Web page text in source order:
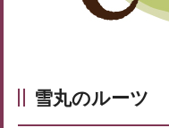
雪丸のルーツ